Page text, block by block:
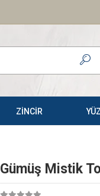
ZİNCİR
Gümüş Mistik